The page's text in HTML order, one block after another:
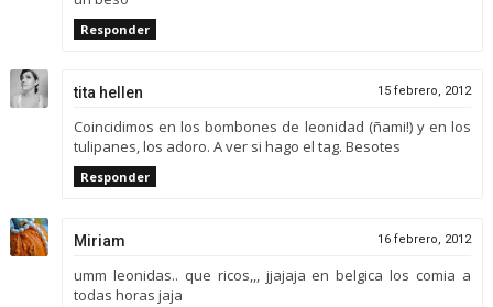
Responder
tita hellen 15 febrero, 2012
Coincidimos en los bombones de leonidad (ñami!) y en los
tulipanes, los adoro. A ver si hago el tag. Besotes
Responder
Miriam 16 febrero, 2012
umm leonidas.. que ricos,,, jjajaja en belgica los comia a
todas horas jaja